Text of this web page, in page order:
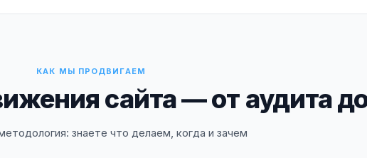
КАК МЫ ПРОДВИГАЕМ
сайта — от аудита
знаете что делаем, когда и зачем